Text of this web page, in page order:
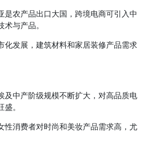
是农产品出口大国，跨境电商可引入中
与产品。
化发展，建筑材料和家居装修产品需求
及中产阶级规模不断扩大，对高品质电
。
性消费者对时尚和美妆产品需求高，尤